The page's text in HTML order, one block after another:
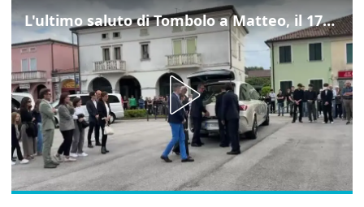
L'ultimo saluto di Tombolo a Matteo, il 17enne morto di tumore. Il video